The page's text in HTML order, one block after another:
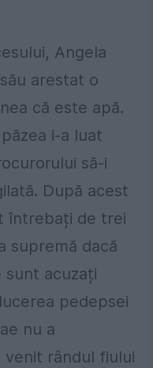
Angela
arestat o
că este apă.
i-a luat
să-i
După acest
întrebați de trei
supremă dacă
acuzați
pedepsei
nu a
venit rândul fiului